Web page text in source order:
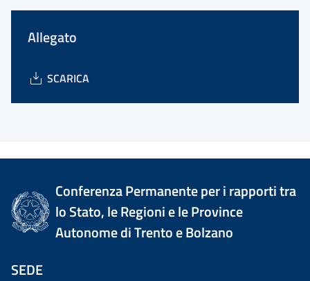
Allegato
SCARICA
Conferenza Permanente per i rapporti tra
lo Stato, le Regioni e le Province
Autonome di Trento e Bolzano
SEDE